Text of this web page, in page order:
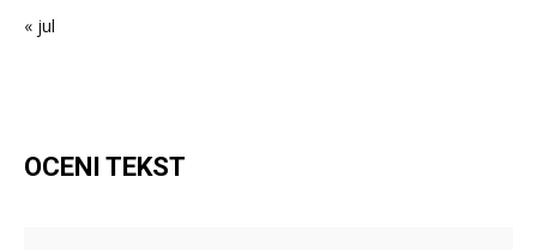
« jul
OCENI TEKST